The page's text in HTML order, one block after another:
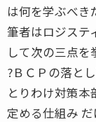
は何を学ぶべき
筆者はロジステ
して次の三点を
?ＢＣＰの落と
とりわけ対策
定める仕組み